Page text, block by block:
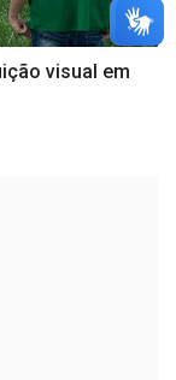
visual em